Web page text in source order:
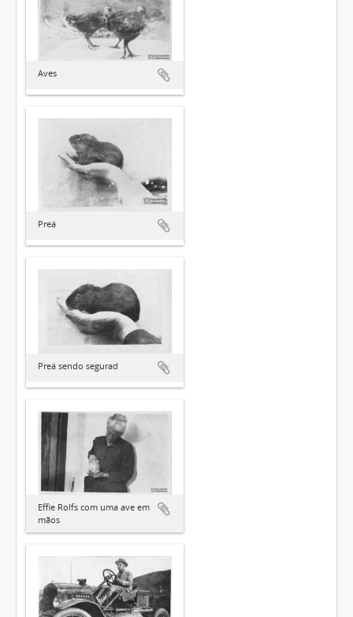
Aves
Preá
Preá sendo segurad
Effie Rolfs com uma ave em
mãos